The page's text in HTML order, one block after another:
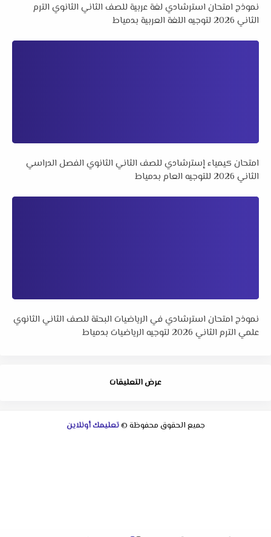
نموذج امتحان استرشادي لغة عربية للصف الثاني الثانوي الترم
الثاني 2026 لتوجيه اللغة العربية بدمياط
امتحان كيمياء إسترشادي للصف الثاني الثانوي الفصل الدراسي
الثاني 2026 للتوجيه العام بدمياط
نموذج امتحان استرشادي في الرياضيات البحتة للصف الثاني الثانوي
علمي الترم الثاني 2026 لتوجيه الرياضيات بدمياط
عرض التعليقات
جميع الحقوق محفوظة ©تعليمك أونلاين